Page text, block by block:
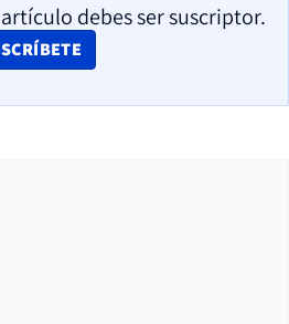
debes ser suscriptor.
IN NEW WINDOW